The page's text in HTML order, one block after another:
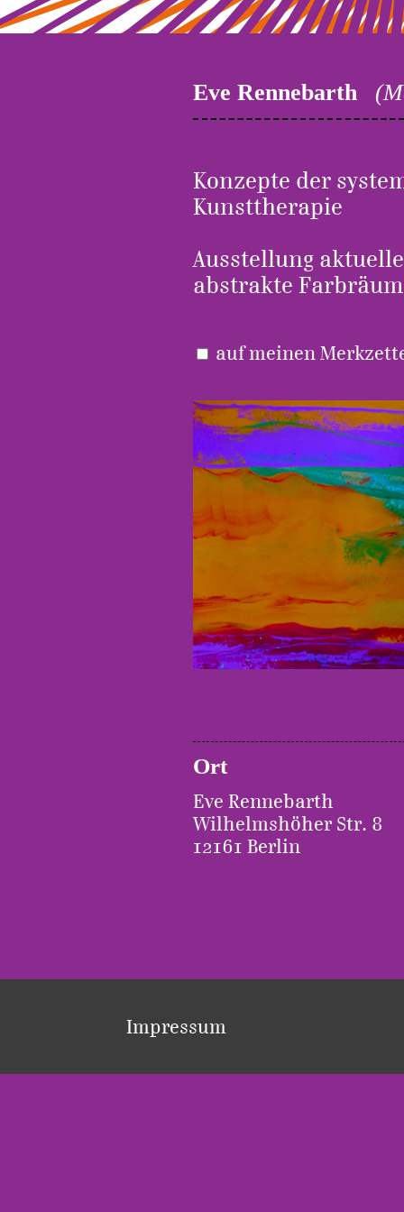
Eve Rennebarth
Konzepte der
Kunsttherapie
Ausstellung
abstrakte
auf meinen
Ort
Eve Rennebarth
Wilhelmshöher Str. 8
12161 Berlin
Impressum